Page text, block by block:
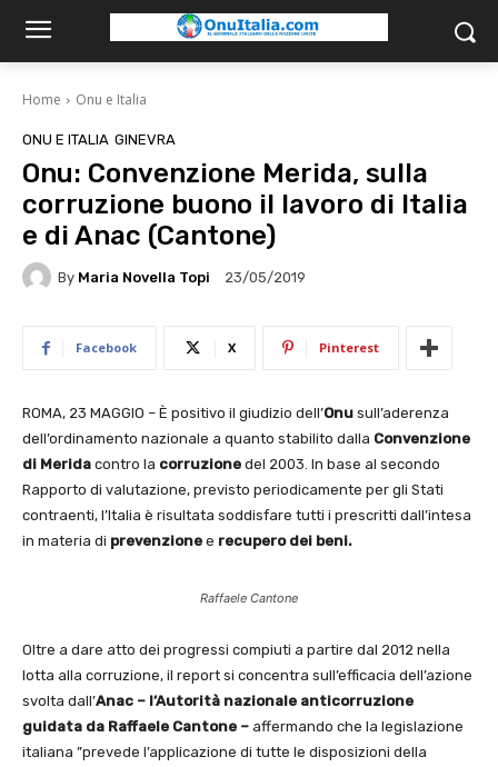
Home Onu e Italia
ONU E ITALIA GINEVRA
Onu: Convenzione Merida, sulla
corruzione buono il lavoro di Italia
e di Anac (Cantone)
By Maria Novella Topi 23/05/2019
Facebook X Pinterest
ROMA, 23 MAGGIO – È positivo il giudizio dell’Onu sull’aderenza
dell’ordinamento nazionale a quanto stabilito dalla Convenzione
di Merida contro la corruzione del 2003. In base al secondo
Rapporto di valutazione, previsto periodicamente per gli Stati
contraenti, l’Italia è risultata soddisfare tutti i prescritti dall’intesa
in materia di prevenzione e recupero dei beni.
Raffaele Cantone
Oltre a dare atto dei progressi compiuti a partire dal 2012 nella
lotta alla corruzione, il report si concentra sull’efficacia dell’azione
svolta dall’Anac – l’Autorità nazionale anticorruzione
guidata da Raffaele Cantone – affermando che la legislazione
italiana ”prevede l’applicazione di tutte le disposizioni della